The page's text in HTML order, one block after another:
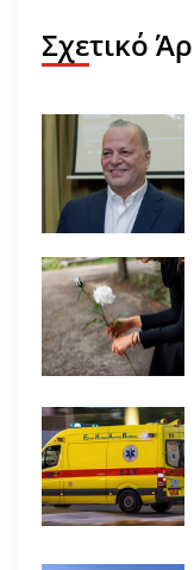
Σχετικό